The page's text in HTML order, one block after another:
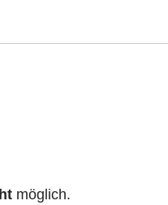
möglich.